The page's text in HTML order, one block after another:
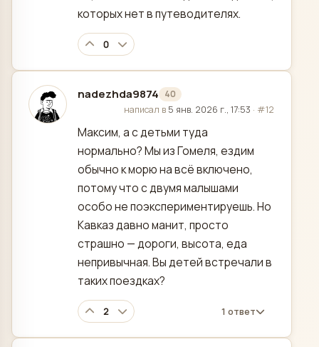
которых нет в путеводителях.
0
nadezhda9874 40
отредактировано
написал в 5 янв. 2026 г., 17:53 · #12
Максим, а с детьми туда
нормально? Мы из Гомеля, ездим
обычно к морю на всё включено,
потому что с двумя малышами
особо не поэкспериментируешь. Но
Кавказ давно манит, просто
страшно — дороги, высота, еда
непривычная. Вы детей встречали в
таких поездках?
2 1 ответ